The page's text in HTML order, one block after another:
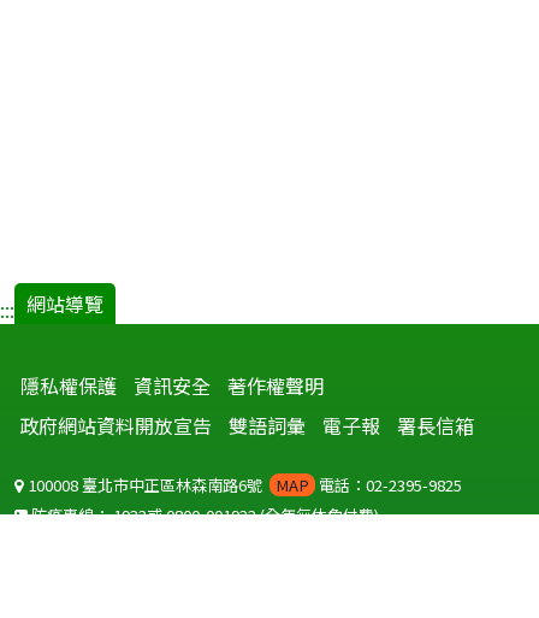
::: 網站導覽
隱私權保護 資訊安全 著作權聲明
政府網站資料開放宣告
雙語詞彙 電子報 署長信箱
100008 臺北市中正區林森南路6號 MAP 電話：02-2395-9825
防疫專線：1922或0800-001922(全年無休免付費)